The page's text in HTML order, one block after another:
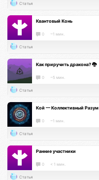
Статья
Квантовый Конь
0 ~1 мин.
Статья
Как приручить дракона? 🐉
0 ~5 мин.
Статья
Кой — Коллективный Разум
0 ~1 мин.
Статья
Ранние участники
0 < 1 мин.
Статья